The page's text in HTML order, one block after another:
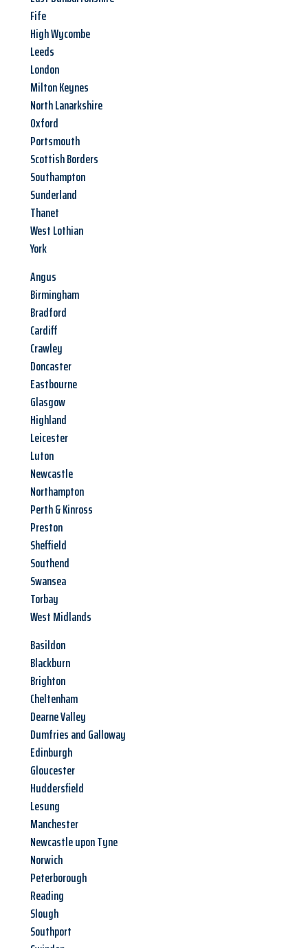
Fife
High Wycombe
Leeds
London
Milton Keynes
North Lanarkshire
Oxford
Portsmouth
Scottish Borders
Southampton
Sunderland
Thanet
West Lothian
York
Angus
Birmingham
Bradford
Cardiff
Crawley
Doncaster
Eastbourne
Glasgow
Highland
Leicester
Luton
Newcastle
Northampton
Perth & Kinross
Preston
Sheffield
Southend
Swansea
Torbay
West Midlands
Basildon
Blackburn
Brighton
Cheltenham
Dearne Valley
Dumfries and Galloway
Edinburgh
Gloucester
Huddersfield
Lesung
Manchester
Newcastle upon Tyne
Norwich
Peterborough
Reading
Slough
Southport